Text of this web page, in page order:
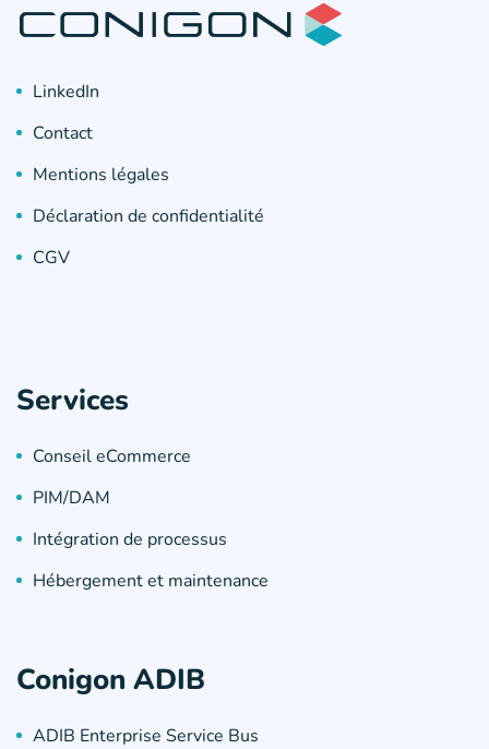
LinkedIn
Contact
Mentions légales
Déclaration de confidentialité
CGV
Services
Conseil eCommerce
PIM/DAM
Intégration de processus
Hébergement et maintenance
Conigon ADIB
ADIB Enterprise Service Bus